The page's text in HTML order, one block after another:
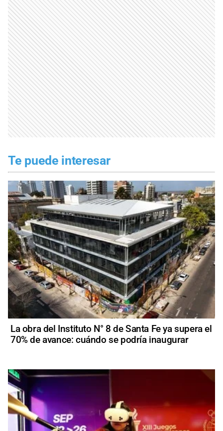
Te puede interesar
La obra del Instituto N° 8 de Santa Fe ya supera el
70% de avance: cuándo se podría inaugurar